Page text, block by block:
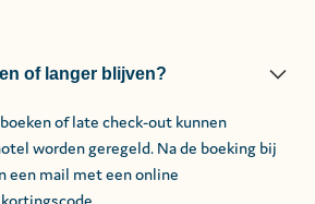
of langer blijven?
of late check-out kunnen
worden geregeld. Na de boeking bij
een mail met een online